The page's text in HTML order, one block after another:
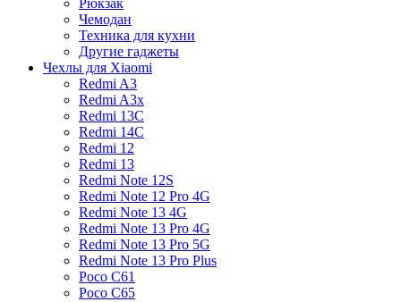
Чемодан
Техника для кухни
Другие гаджеты
Чехлы для Xiaomi
Redmi A3
Redmi A3x
Redmi 13C
Redmi 14C
Redmi 12
Redmi 13
Redmi Note 12S
Redmi Note 12 Pro 4G
Redmi Note 13 4G
Redmi Note 13 Pro 4G
Redmi Note 13 Pro 5G
Redmi Note 13 Pro Plus
Poco C61
Poco C65